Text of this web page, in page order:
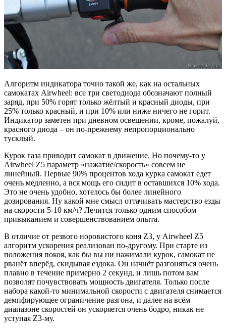
Алгоритм индикатора точно такой же, как на остальных
самокатах Airwheel: все три светодиода обозначают полный
заряд, при 50% горят только жёлтый и красный диоды, при
25% только красный, и при 10% или ниже ничего не горит.
Индикатор заметен при дневном освещении, кроме, пожалуй,
красного диода – он по-прежнему непропорционально
тусклый.
Курок газа приводит самокат в движение. Но почему-то у
Airwheel Z5 параметр «нажатие/скорость» совсем не
линейный. Первые 90% процентов хода курка самокат едет
очень медленно, а вся мощь его сидит в оставшихся 10% хода.
Это не очень удобно, хотелось бы более линейного
дозирования. Ну какой мне смысл оттачивать мастерство езды
на скорости 5-10 км/ч? Лечится только одним способом –
привыканием и совершенствованием опыта.
В отличие от резвого норовистого коня Z3, у Airwheel Z5
алгоритм ускорения реализован по-другому. При старте из
положения покоя, как бы вы ни нажимали курок, самокат не
рванёт вперёд, скидывая ездока. Он начнёт разгоняться очень
плавно в течение примерно 2 секунд, и лишь потом вам
позволят почувствовать мощность двигателя. Только после
набора какой-то минимальной скорости с двигателя снимается
демпфирующее ограничение разгона, и далее на всём
диапазоне скоростей он ускоряется очень бодро, никак не
уступая Z3-му.